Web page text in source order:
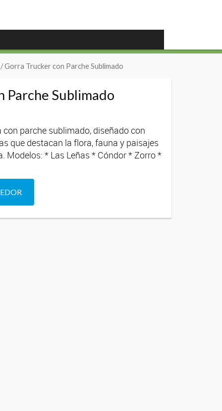
Gorra Trucker con Parche Sublimado
Parche Sublimado
parche sublimado, diseñado con
que destacan la flora, fauna y paisajes
Modelos: * Las Leñas * Cóndor * Zorro *